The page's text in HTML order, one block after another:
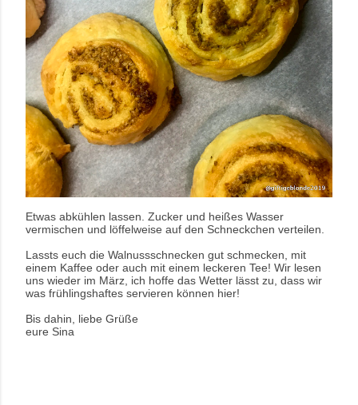
Etwas abkühlen lassen. Zucker und heißes Wasser
vermischen und löffelweise auf den Schneckchen verteilen.
Lassts euch die Walnussschnecken gut schmecken, mit
einem Kaffee oder auch mit einem leckeren Tee! Wir lesen
uns wieder im März, ich hoffe das Wetter lässt zu, dass wir
was frühlingshaftes servieren können hier!
Bis dahin, liebe Grüße
eure Sina